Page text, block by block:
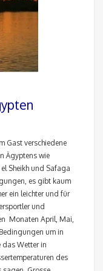
Gast verschiedene
Ägyptens wie
Sheikh und Safaga
es gibt kaum
ein leichter und für
und
Monaten April, Mai,
um in
das Wetter in
des